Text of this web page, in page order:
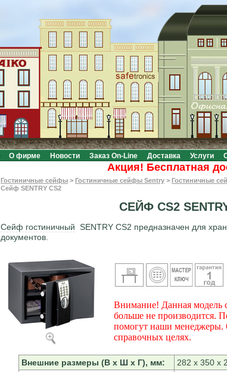
О фирме Новости Заказ On-Line Доставка Услуги
Акция! Бесплатная
Гостиничные сейфы > Гостиничные сейфы Sentry > Гостиничные
Сейф SENTRY CS2
СЕЙФ CS2
Сейф гостиничный SENTRY CS2 предназначен для
документов.
Внимание! Данная модель
больше не производится.
помогут наши менеджеры.
справочных целях.
Внешние размеры (В х Ш х Г), мм:
282 х 350 х